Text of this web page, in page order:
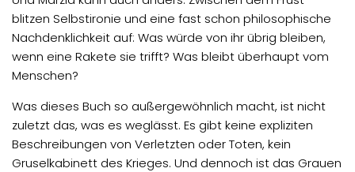
blitzen Selbstironie und eine fast schon philosophische
Nachdenklichkeit auf: Was würde von ihr übrig bleiben,
wenn eine Rakete sie trifft? Was bleibt überhaupt vom
Menschen?
Was dieses Buch so außergewöhnlich macht, ist nicht
zuletzt das, was es weglässt. Es gibt keine expliziten
Beschreibungen von Verletzten oder Toten, kein
Gruselkabinett des Krieges. Und dennoch ist das Grauen